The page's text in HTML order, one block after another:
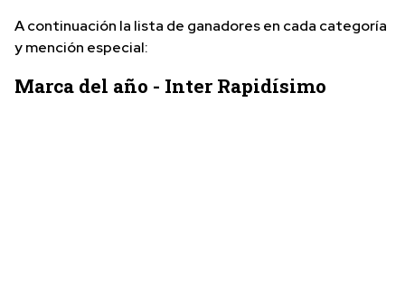
A continuación la lista de ganadores en cada categoría
y mención especial:
Marca del año - Inter Rapidísimo